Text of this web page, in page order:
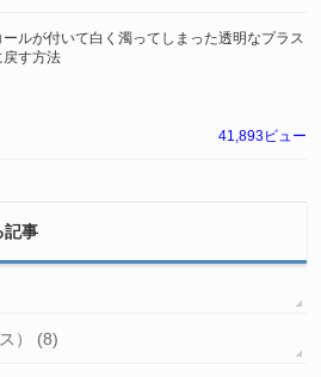
ルが付いて白く濁ってしまった透明なプラス
す方法
41,893ビュー
記事
） (8)